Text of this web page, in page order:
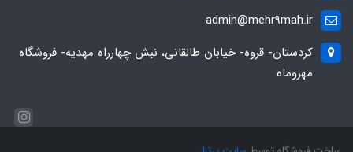
admin@mehr9mah.ir
کردستان- قروه- خیابان طالقانی، نبش چهارراه مهدیه- فروشگاه
مهروماه